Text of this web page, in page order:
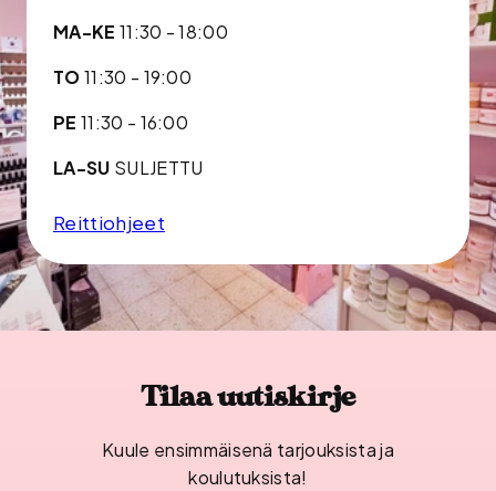
MA-KE 11:30 - 18:00
TO11:30 - 19:00
PE 11:30 - 16:00
LA-SU SULJETTU
Reittiohjeet
Tilaa uutiskirje
Kuule ensimmäisenä tarjouksista ja
koulutuksista!